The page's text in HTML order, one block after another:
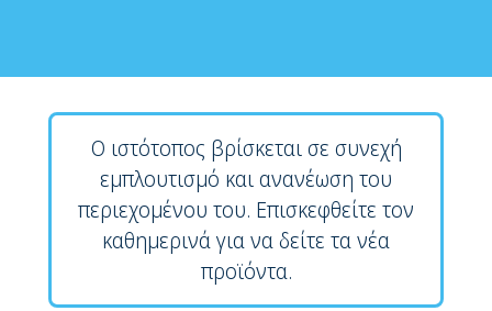
Ο ιστότοπος βρίσκεται σε συνεχή
εμπλουτισμό και ανανέωση του
περιεχομένου του. Επισκεφθείτε τον
καθημερινά για να δείτε τα νέα
προϊόντα.